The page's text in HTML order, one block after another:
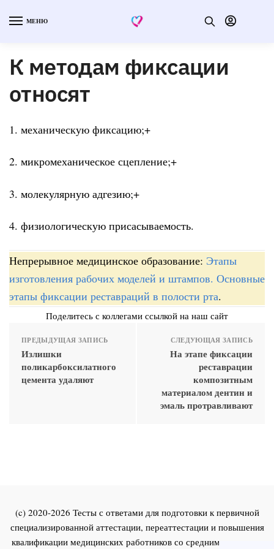
МЕНЮ
К методам фиксации
относят
1. механическую фиксацию;+
2. микромеханическое сцепление;+
3. молекулярную адгезию;+
4. физиологическую присасываемость.
Непрерывное медицинское образование: Этапы
изготовления рабочих моделей и штампов. Основные
этапы фиксации реставраций в полости рта.
Поделитесь с коллегами ссылкой на наш сайт
ПРЕДЫДУЩАЯ ЗАПИСЬ
Излишки
поликарбоксилатного
цемента удаляют
СЛЕДУЮЩАЯ ЗАПИСЬ
На этапе фиксации
реставрации
композитным
материалом дентин и
эмаль протравливают
(c) 2020-2026 Тесты с ответами для подготовки к первичной
специализированной аттестации, переаттестации и повышения
квалификации медицинских работников со средним и высшим